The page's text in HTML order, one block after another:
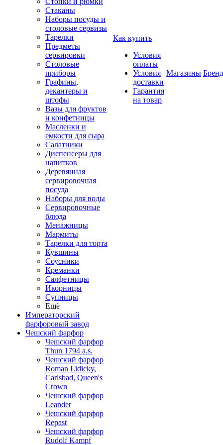
Стаканы
Наборы посуды и
столовые сервизы
Тарелки
Предметы
сервировки
Столовые
приборы
Графины,
декантеры и
штофы
Вазы для фруктов
и конфетницы
Масленки и
емкости для сыра
Салатники
Диспенсеры для
напитков
Деревянная
сервировочная
посуда
Наборы для воды
Сервировочные
блюда
Менажницы
Мармиты
Тарелки для торта
Кувшины
Соусники
Креманки
Салфетницы
Икорницы
Супницы
Ещё
Императорский
фарфоровый завод
Чешский фарфор
Чешский фарфор
Thun 1794 a.s.
Чешский фарфор
Roman Lidicky,
Carlsbad, Queen's
Crown
Чешский фарфор
Leander
Чешский фарфор
Repast
Чешский фарфор
Rudolf Kampf
Как купить
Условия
оплаты
Условия
доставки
Гарантия
на товар
Магазины